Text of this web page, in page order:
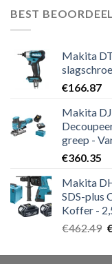
BEST
Makita
€166.87
Makita
greep -
€360.35
Makita
SDS-plus
Koffer -
€462.49